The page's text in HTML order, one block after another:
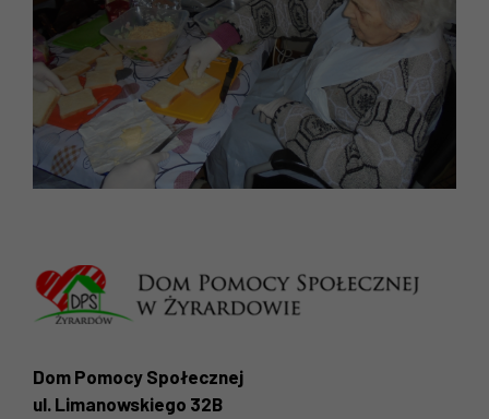
Dom Pomocy Społecznej
ul. Limanowskiego 32B